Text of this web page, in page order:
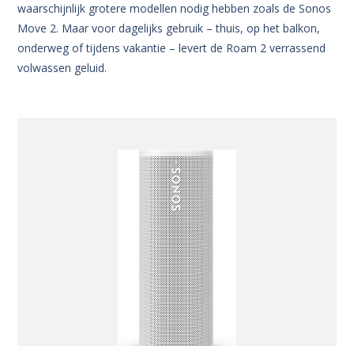
waarschijnlijk grotere modellen nodig hebben zoals de Sonos
Move 2. Maar voor dagelijks gebruik – thuis, op het balkon,
onderweg of tijdens vakantie – levert de Roam 2 verrassend
volwassen geluid.